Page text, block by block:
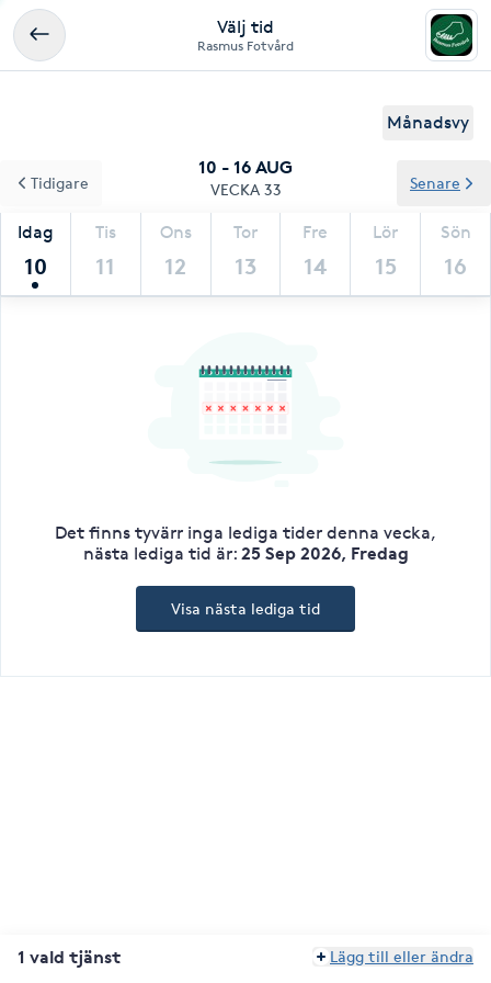
Välj tid
Rasmus Fotvård
Månadsvy
10 - 16 AUG
VECKA 33
Idag
10
Tis
11
Ons
12
Tor
13
Fre
14
Lör
15
Sön
16
Tidigare Senare
Det finns tyvärr inga lediga tider denna vecka,
nästa lediga tid är: 25 Sep 2026, Fredag
Visa nästa lediga tid
1 vald tjänst Lägg till eller ändra